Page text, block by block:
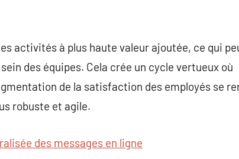
activités à plus haute valeur ajoutée, ce qui
des équipes. Cela crée un cycle vertueux où
de la satisfaction des employés se
robuste et agile.
des messages en ligne